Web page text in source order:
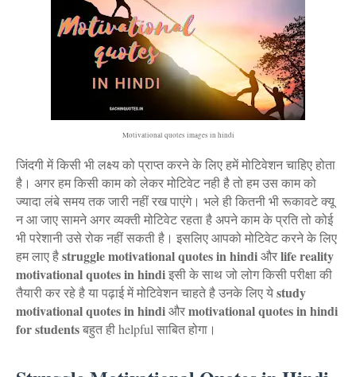
Motivational quotes images in hindi
जिंदगी में किसी भी लक्ष्य को प्राप्त करने के लिए हमें मोटिवेशन चाहिए होता
है। अगर हम किसी काम को लेकर मोटिवेट नही है तो हम उस काम को
ज्यादा लंबे समय तक जारी नहीं रख पाएंगे। भले ही कितनी भी रूकावटे क्यू
न आ जाए सामने अगर व्यक्ती मोटिवेट रहता है अपने काम के प्रति तो कोई
भी परेशानी उसे रोक नहीं सकती है। इसलिए आपको मोटिवेट करने के लिए
हम लाए हैstruggle motivational quotes in hindiऔरlife reality
motivational quotes in hindiइसी के साथ जो लोग किसी परीक्षा की
तैयारी कर रहे है या पढ़ाई में मोटिवेशन चाहते है उनके लिए येstudy
motivational quotes in hindiऔरmotivational quotes in hindi
for studentsबहुत ही helpful साबित होगा।